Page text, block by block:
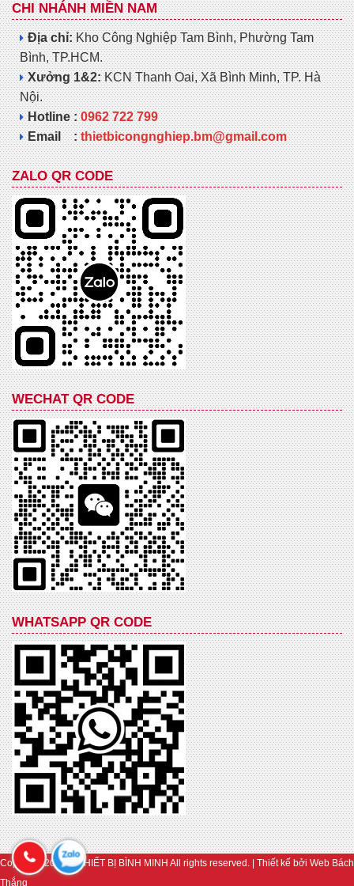
CHI NHÁNH MIỀN NAM
Địa chỉ:Kho Công Nghiệp Tam Bình, Phường Tam
Bình, TP.HCM.
Xưởng 1&2:KCN Thanh Oai, Xã Bình Minh, TP. Hà
Nội.
Hotline :0962 722 799
Email :thietbicongnghiep.bm@gmail.com
ZALO QR CODE
WECHAT QR CODE
WHATSAPP QR CODE
Copyright 2019 © THIẾT BỊ BÌNH MINH All rights reserved. | Thiết kế bởi Web Bách
Thắng